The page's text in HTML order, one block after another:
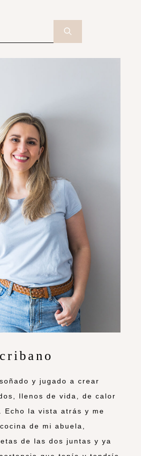
y jugado a crear
llenos de vida, de calor
Echo la vista atrás y me
de mi abuela,
de las dos juntas y ya